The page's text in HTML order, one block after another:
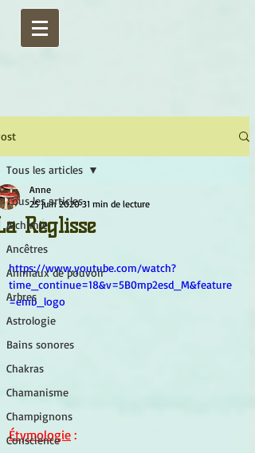
Tous les articles
Alchimie
Ancêtres
Animaux de pouvoir
Arbres
Astrologie
Bains sonores
Chakras
Chamanisme
Champignons
Conscience
Tous les articles
Réglisse
Anne
25 juin 2020 31 min de lecture
https://www.youtube.com/watch?
time_continue=18&v=5B0mp2esd_M&feature
=emb_logo
Étymologie :